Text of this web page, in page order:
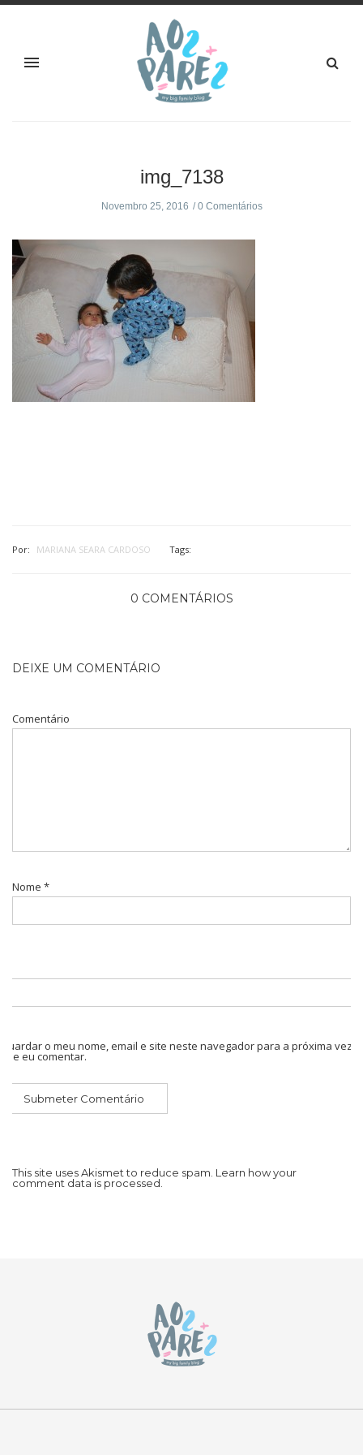
img_7138
Novembro 25, 2016 0 Comentários
Por: MARIANA SEARA CARDOSO Tags:
0 COMENTÁRIOS
DEIXE UM COMENTÁRIO
Comentário
Nome *
Guardar o meu nome, email e site neste navegador para a próxima vez
que eu comentar.
This site uses Akismet to reduce spam. Learn how your
comment data is processed.